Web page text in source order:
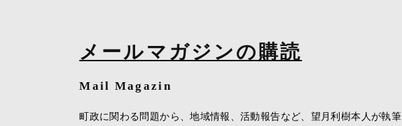
メールマガジンの購読
Mail Magazin
町政に関わる問題から、地域情報、活動報告など、望月利樹本人が執筆